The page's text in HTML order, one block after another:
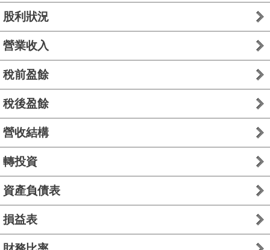
股利狀況
營業收入
稅前盈餘
稅後盈餘
營收結構
轉投資
資產負債表
損益表